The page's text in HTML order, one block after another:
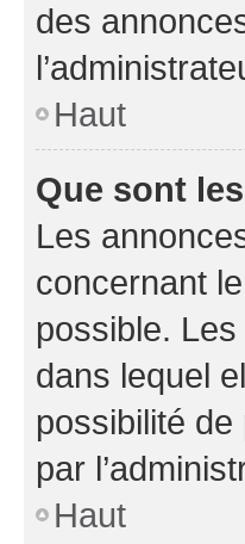
des
Haut
Que sont
Les
concernant
possible.
dans lequel
possibilité
par
Haut